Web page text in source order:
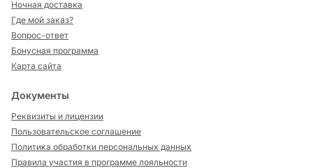
Ночная доставка
Где мой заказ?
Вопрос-ответ
Бонусная программа
Карта сайта
Документы
Реквизиты и лицензии
Пользовательское соглашение
Политика обработки персональных данных
Правила участия в программе лояльности